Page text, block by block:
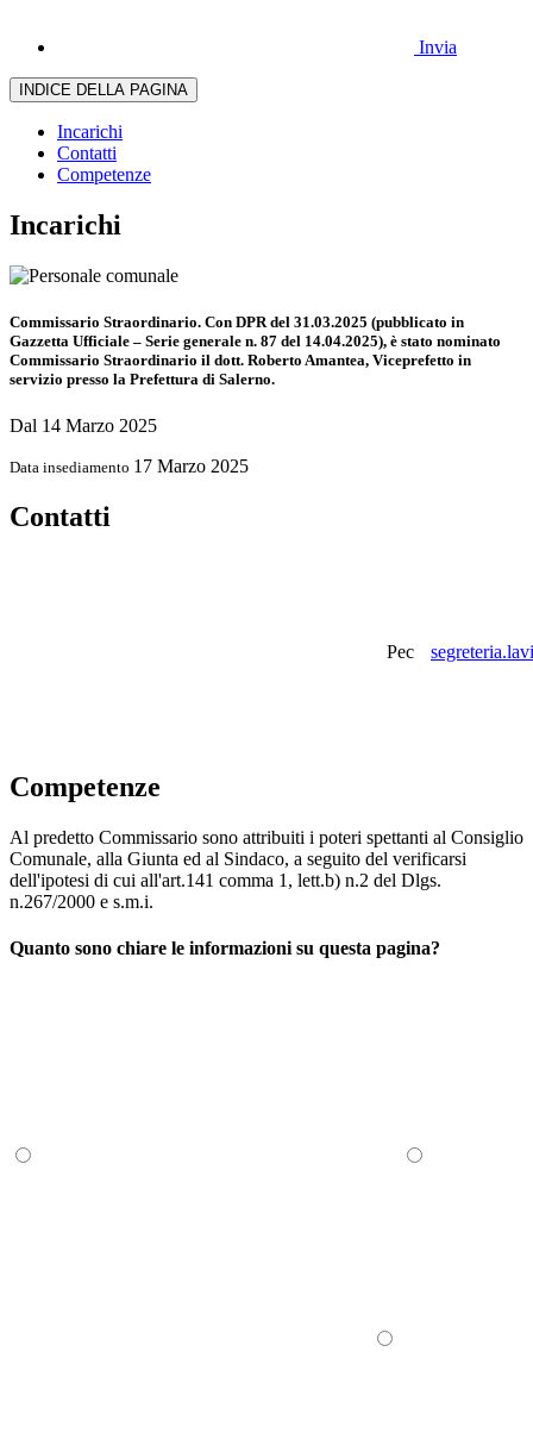
Invia
INDICE DELLA PAGINA
Incarichi
Contatti
Competenze
Incarichi
Commissario Straordinario. Con DPR del 31.03.2025 (pubblicato in
Gazzetta Ufficiale – Serie generale n. 87 del 14.04.2025), è stato nominato
Commissario Straordinario il dott. Roberto Amantea, Viceprefetto in
servizio presso la Prefettura di Salerno.
Dal 14 Marzo 2025
Data insediamento 17 Marzo 2025
Contatti
Pec
Competenze
Al predetto Commissario sono attribuiti i poteri spettanti al Consiglio
Comunale, alla Giunta ed al Sindaco, a seguito del verificarsi
dell'ipotesi di cui all'art.141 comma 1, lett.b) n.2 del Dlgs.
n.267/2000 e s.m.i.
Quanto sono chiare le informazioni su questa pagina?